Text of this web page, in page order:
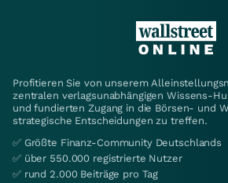
Profitieren Sie von unserem
zentralen verlagsunabhängigen Wissens-
und fundierten Zugang in die Börsen- und
strategische Entscheidungen zu treffen.
✅ Größte Finanz-Community Deutschlands
✅ über 550.000 registrierte Nutzer
✅ rund 2.000 Beiträge pro Tag